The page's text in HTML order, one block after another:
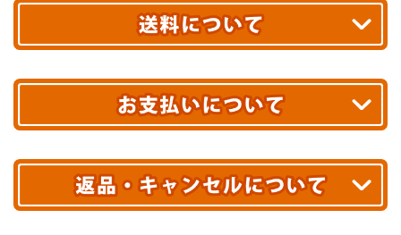
最短翌日お届け!
あす着エリアが対象です。
エリアやお届け日の確認はこちら▶
※ 配送業者による配送遅延が生じる可能性がございます。
※ 沖縄・離島はお届けできません。
送料無料!
10,000円未満 全国一律1,100円(税込)
配送業者
ヤマト運輸
クレジットカード